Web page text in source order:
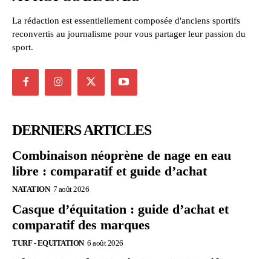
La rédaction est essentiellement composée d'anciens sportifs
reconvertis au journalisme pour vous partager leur passion du
sport.
DERNIERS ARTICLES
Combinaison néoprène de nage en eau
libre : comparatif et guide d’achat
NATATION 7 août 2026
Casque d’équitation : guide d’achat et
comparatif des marques
TURF - EQUITATION 6 août 2026